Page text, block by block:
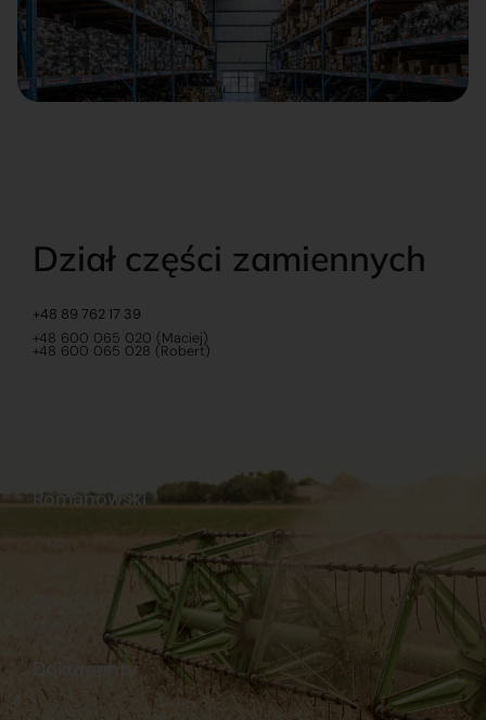
Dział części zamiennych
+48 89 762 17 39
+48 600 065 020 (Maciej)
+48 600 065 028 (Robert)
Dokumenty
Regulamin Dostawy
Romanowski
Sklep internetowy
Praca
Ubezpieczenia